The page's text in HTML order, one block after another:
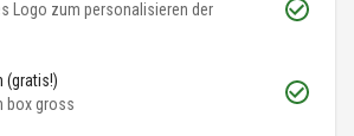
Logo zum personalisieren der
(gratis!)
box gross